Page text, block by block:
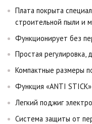
Плата покрыта
строительной пыли и
Функционирует без
Простая регулировка,
Компактные размеры
Функция «ANTI
Легкий поджиг
Система защиты от